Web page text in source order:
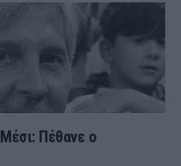
Πέθανε ο